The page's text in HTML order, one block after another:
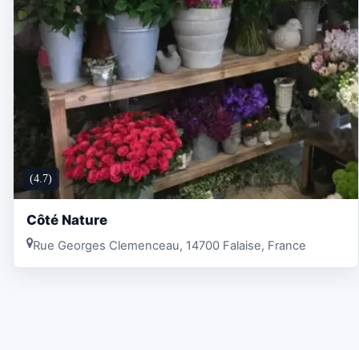
(4.7)
Côté Nature
Rue Georges Clemenceau, 14700 Falaise, France